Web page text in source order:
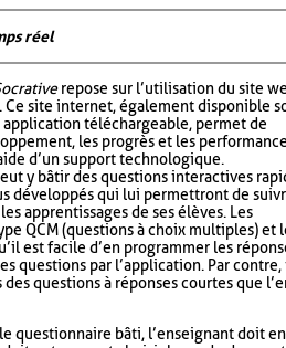
réel
repose sur l’utilisation du site
Ce site internet, également disponible
application téléchargeable, permet de
les progrès et les
d’un support technologique.
y bâtir des questions interactives
développés qui lui permettront de
apprentissages de ses élèves. Les
QCM (questions à choix multiples) et
est facile d’en programmer les
questions par l’application. Par
questions à réponses courtes que
questionnaire bâti, l’enseignant doit